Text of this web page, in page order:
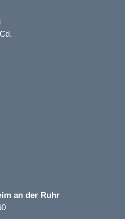
und Erweiterung einer
LP 1-8 | solingen | 2025
8 | Frankfurt | 2020
von 2
LP 1-5 | Bernau |2019
7 | Berlin | 2023
an der Ruhr